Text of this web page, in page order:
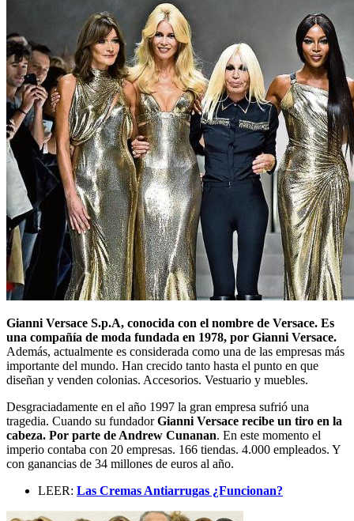
Gianni Versace S.p.A, conocida con el nombre de Versace. Es
una compañía de moda fundada en 1978, por Gianni Versace.
Además, actualmente es considerada como una de las empresas más
importante del mundo. Han crecido tanto hasta el punto en que
diseñan y venden colonias. Accesorios. Vestuario y muebles.
Desgraciadamente en el año 1997 la gran empresa sufrió una
tragedia. Cuando su fundadorGianni Versace recibe un tiro en la
cabeza. Por parte de Andrew Cunanan. En este momento el
imperio contaba con 20 empresas. 166 tiendas. 4.000 empleados. Y
con ganancias de 34 millones de euros al año.
LEER: Las Cremas Antiarrugas ¿Funcionan?